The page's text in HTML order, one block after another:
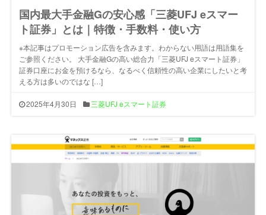
国内最大手金融Gの安心感「三菱UFJ eスマー
ト証券」とは｜特徴・手数料・使い方
※本記事はプロモーション広告を含みます。わからない用語は用語集を
ご参照ください。 大手金融Gの高い総合力「三菱UFJ eスマート証券」
証券口座にお金を預けるなら、なるべく信頼性の高い企業にしたいと考
える方は多いのではな […]
2025年4月30日 三菱UFJ eスマート証券